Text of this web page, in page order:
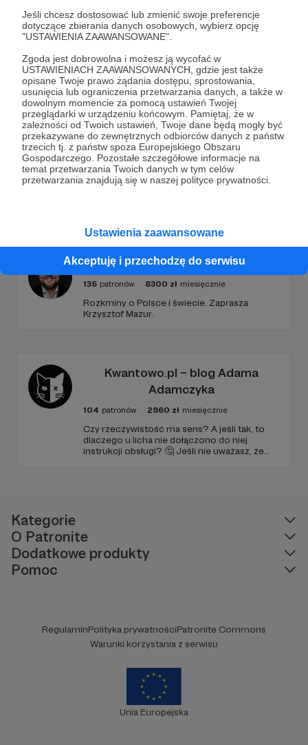
Jeśli chcesz dostosować lub zmienić swoje preferencje
dotyczące zbierania danych osobowych, wybierz opcję
"USTAWIENIA ZAAWANSOWANE".
Zgoda jest dobrowolna i możesz ją wycofać w
USTAWIENIACH ZAAWANSOWANYCH, gdzie jest także
opisane Twoje prawo żądania dostępu, sprostowania,
usunięcia lub ograniczenia przetwarzania danych, a także w
dowolnym momencie za pomocą ustawień Twojej
przeglądarki w urządzeniu końcowym. Pamiętaj, że w
zależności od Twoich ustawień, Twoje dane będą mogły być
przekazywane do zewnętrznych odbiorców danych z państw
trzecich tj. z państw spoza Europejskiego Obszaru
Gospodarczego. Pozostałe szczegółowe informacje na
temat przetwarzania Twoich danych w tym celów
przetwarzania znajdują się w naszej polityce prywatności.
Ustawienia zaawansowane
Akceptuję i przechodzę do serwisu
dzięki nim nawiązuję wiele relacji z
niezwykłymi ludźmi.
Jaki jest koń - każdy widzi...
Najbardziej lubię długie wyprawy rowerowe z
noclegami pod namiotem i posiłkami robionymi
na ognisku, albo na kuchence gazowej. Świat znad
rowerowej kierownicy ogląda się inaczej, niż jadąc
samochodem. Wszędzie mogę się zatrzymać i z
każdym porozmawiać. Widoki przesuwają się
Od 2011 roku tworzę stronę zaliczgmine.pl, gdzie
niezwykłej konkurencji, która polega na
zwiedzaniu i odhaczaniu każdej odwiedzonej
Rozwiń opis
Krzysztof Mazur. Geoekonomia
135 patronów 8300 zł miesięcznie
Rozkminy o Polsce i świecie. Zaprasza
Krzysztof Mazur.
Kwantowo.pl – blog Adama
Adamczyka
104 patronów 2960 zł miesięcznie
Czy rzeczywistość ma sens? A jeśli tak, to
dlaczego u licha nie dołączono do niej
instrukcji obsługi? 🤔 Jeśli nie uważasz, że
Kategorie
O Patronite
Dodatkowe produkty
Pomoc
RegulaminPolityka prywatnościPatronite Commons
Warunki korzystania z serwisu
Unia Europejska